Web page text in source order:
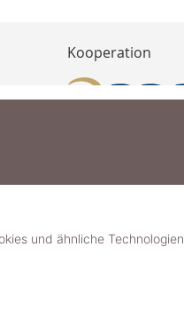
Kooperation
und ähnliche Technologien